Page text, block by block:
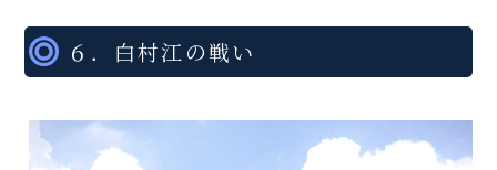
６．白村江の戦い